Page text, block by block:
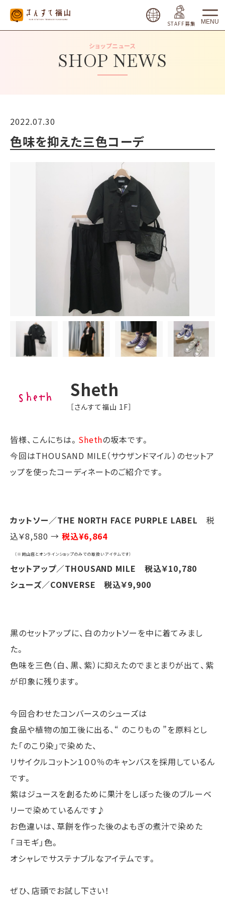
STAFF募集 MENU
SHOP NEWS
ショップニュース
2022.07.30
色味を抑えた三色コーデ
Sheth
［さんすて福山 1F］
皆様、こんにちは。 Shethの坂本です。
今回はTHOUSAND MILE（サウザンドマイル）のセットア
ップを使ったコーディネートのご紹介です。
カットソー／THE NORTH FACE PURPLE LABEL 税
込￥8,580 → 税込¥6,864
（※岡山店とオンラインショップのみでの取扱いアイテムです）
セットアップ／THOUSAND MILE 税込￥10,780
シューズ／CONVERSE 税込￥9,900
黒のセットアップに、白のカットソーを中に着てみまし
た。
色味を三色（白、黒、紫）に抑えたのでまとまりが出て、紫
が印象に残ります。
今回合わせたコンバースのシューズは
食品や植物の加工後に出る、“ のこりもの ”を原料とし
た「のこり染」で染めた、
リサイクルコットン１００％のキャンバスを採用しているん
です。
紫はジュースを創るために果汁をしぼった後のブルーベ
リーで染めているんです♪
お色違いは、草餅を作った後のよもぎの煮汁で染めた
「ヨモギ」色。
オシャレでサステナブルなアイテムです。
ぜひ、店頭でお試し下さい！